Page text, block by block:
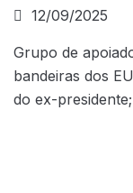
12/09/2025
Grupo de
bandeiras dos
do ex-